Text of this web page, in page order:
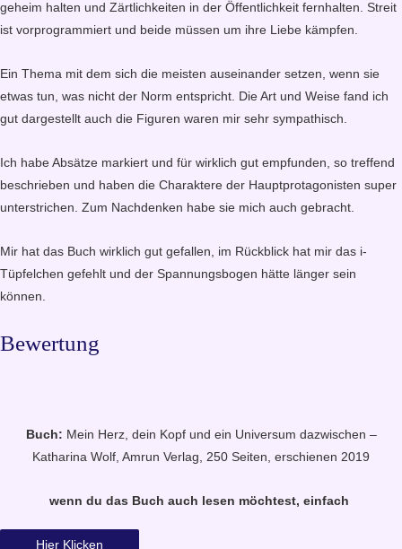
geheim halten und Zärtlichkeiten in der Öffentlichkeit fernhalten. Streit
ist vorprogrammiert und beide müssen um ihre Liebe kämpfen.
Ein Thema mit dem sich die meisten auseinander setzen, wenn sie
etwas tun, was nicht der Norm entspricht. Die Art und Weise fand ich
gut dargestellt auch die Figuren waren mir sehr sympathisch.
Ich habe Absätze markiert und für wirklich gut empfunden, so treffend
beschrieben und haben die Charaktere der Hauptprotagonisten super
unterstrichen. Zum Nachdenken habe sie mich auch gebracht.
Mir hat das Buch wirklich gut gefallen, im Rückblick hat mir das i-
Tüpfelchen gefehlt und der Spannungsbogen hätte länger sein
können.
Bewertung
Buch: Mein Herz, dein Kopf und ein Universum dazwischen –
Katharina Wolf, Amrun Verlag, 250 Seiten, erschienen 2019
wenn du das Buch auch lesen möchtest, einfach
Hier Klicken